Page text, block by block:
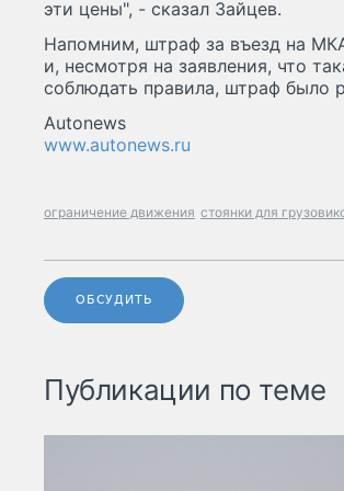
эти цены", - сказал Зайцев.
Напомним, штраф за въезд на
и, несмотря на заявления, что
соблюдать правила, штраф было
Autonews
www.autonews.ru
ограничение движения стоянки для
ОБСУДИТЬ
Публикации по теме